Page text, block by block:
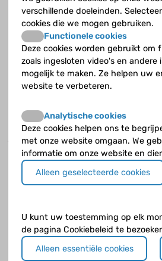
laten gaan. Je kunt op de computer
lopen, je kunt muziek aanzetten en je
meenemen. Maar ik kan niet in hun
sommigen zijn gestrest en anderen
ook uitgebreide psychologische
geven helpt. De communicatie gaat
de kinderen luisteren mee. Als ik ze
Belangrijk voor de kinderen te weten,
zit of iets wilt weten, zeg of vraag het
jou.
De minimale invasieve
bestaat die al lang?
drie of vier toegangsweggetjes van 5
techniek om via een grotere poort
instrumentjes in te brengen is niet
En ook de robotarm voor complexe
verschillende doeleinden.
cookies die we mogen gebruiken.
Functionele cookies
Deze cookies worden gebruikt om
zoals ingesloten video's en
mogelijk te maken. Ze helpen uw
website te verbeteren.
Analytische cookies
Deze cookies helpen ons te
met onze website omgaan. We
informatie om onze website en
Alleen geselecteerde cookies
U kunt uw toestemming op elk
de pagina Cookiebeleid te
Alleen essentiële cookies